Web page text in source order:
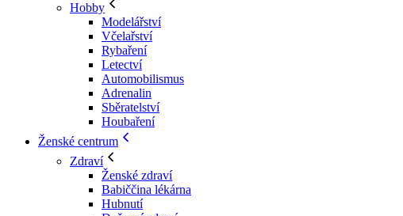
Hobby
Modelářství
Včelařství
Rybaření
Letectví
Automobilismus
Adrenalin
Sběratelství
Houbaření
Ženské centrum
Zdraví
Ženské zdraví
Babiččina lékárna
Hubnutí